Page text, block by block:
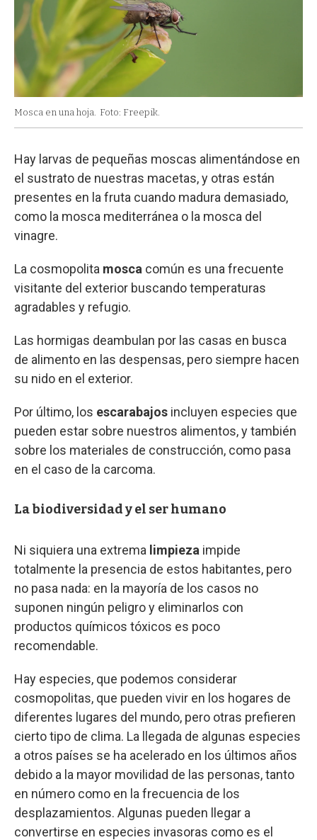
Mosca en una hoja. Foto: Freepik.
Hay larvas de pequeñas moscas alimentándose en
el sustrato de nuestras macetas, y otras están
presentes en la fruta cuando madura demasiado,
como la mosca mediterránea o la mosca del
vinagre.
La cosmopolita mosca común es una frecuente
visitante del exterior buscando temperaturas
agradables y refugio.
Las hormigas deambulan por las casas en busca
de alimento en las despensas, pero siempre hacen
su nido en el exterior.
Por último, los escarabajos incluyen especies que
pueden estar sobre nuestros alimentos, y también
sobre los materiales de construcción, como pasa
en el caso de la carcoma.
La biodiversidad y el ser humano
Ni siquiera una extrema limpieza impide
totalmente la presencia de estos habitantes, pero
no pasa nada: en la mayoría de los casos no
suponen ningún peligro y eliminarlos con
productos químicos tóxicos es poco
recomendable.
Hay especies, que podemos considerar
cosmopolitas, que pueden vivir en los hogares de
diferentes lugares del mundo, pero otras prefieren
cierto tipo de clima. La llegada de algunas especies
a otros países se ha acelerado en los últimos años
debido a la mayor movilidad de las personas, tanto
en número como en la frecuencia de los
desplazamientos. Algunas pueden llegar a
convertirse en especies invasoras como es el